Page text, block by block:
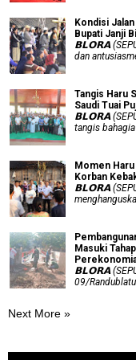
Kondisi
Bupati Janji
𝗕𝗟𝗢𝗥𝗔
dan
Tangis Haru
Saudi Tuai
𝗕𝗟𝗢𝗥𝗔
tangis
Momen Haru
Korban
𝗕𝗟𝗢𝗥𝗔
Masuki
𝗕𝗟𝗢𝗥𝗔
09/
Next More »